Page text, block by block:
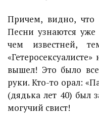
Причем, видно, что
Песни узнаются
чем известней,
вышел! Это было
руки. Кто-то орал:
(дядька лет 40) был
могучий свист!